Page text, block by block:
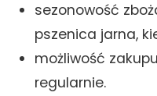
sezonowość
pszenica jarna,
możliwość
regularnie.